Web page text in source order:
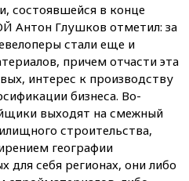
состоявшейся в конце
Антон Глушков отметил: за
стали еще и
причем отчасти эта
интерес к производству
бизнеса. Во-
выходят на смежный
строительства,
географии
для себя регионах, они либо